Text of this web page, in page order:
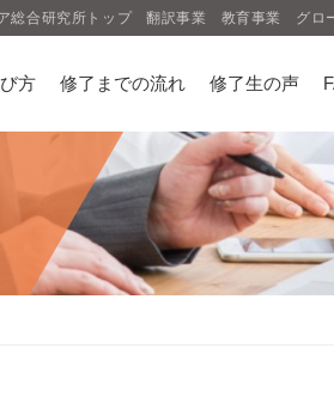
総合研究所トップ 翻訳事業 教育事業 グロ
方 修了までの流れ 修了生の声